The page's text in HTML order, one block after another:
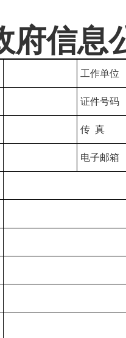
府信息
工作单位
证件号码
传 真
电子邮箱